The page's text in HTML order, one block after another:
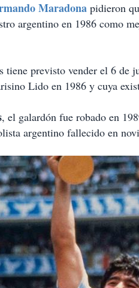
Maradona pidieron
argentino en 1986 como
tiene previsto vender el 6 de
Lido en 1986 y cuya
, el galardón fue robado en
argentino fallecido en